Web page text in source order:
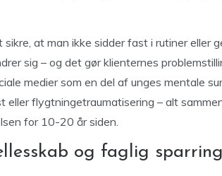
at man ikke sidder fast i rutiner eller
sig – og det gør klienternes
medier som en del af unges mentale
eller flygtningetraumatisering – alt
for 10-20 år siden.
og faglig sparring